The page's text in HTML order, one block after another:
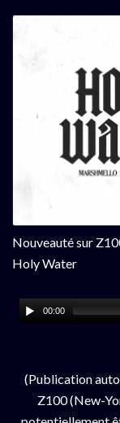
Nouveauté sur
Holy Water
00:00
(Publication
Z100 (New-